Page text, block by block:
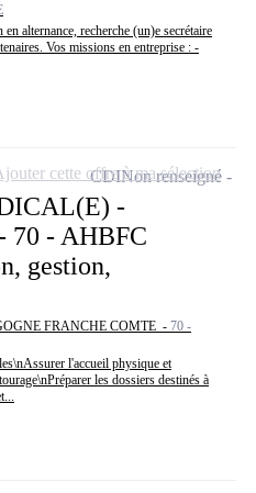
alternance, recherche (un)e secrétaire
Vos missions en entreprise : -
-
70 - AHBFC
gestion,
FRANCHE COMTE - 70 -
l'accueil physique et
les dossiers destinés à
CDINon renseigné
cette offre à ma sélection